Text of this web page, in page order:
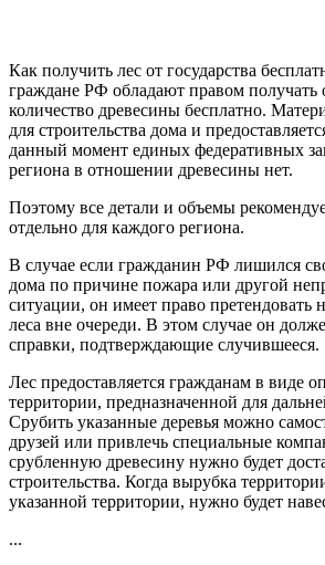
Как получить лес от государства
граждане РФ обладают правом получать
количество древесины бесплатно.
для строительства дома и
данный момент единых федеративных
региона в отношении древесины нет.
Поэтому все детали и объемы
отдельно для каждого региона.
В случае если гражданин РФ лишился
дома по причине пожара или другой
ситуации, он имеет право претендовать
леса вне очереди. В этом случае он
справки, подтверждающие случившееся.
Лес предоставляется гражданам в виде
территории, предназначенной для
Срубить указанные деревья можно
друзей или привлечь специальные
срубленную древесину нужно будет
строительства. Когда вырубка
указанной территории, нужно будет
...